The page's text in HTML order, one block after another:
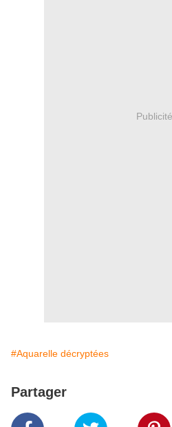
Publicité
#Aquarelle décryptées
Partager